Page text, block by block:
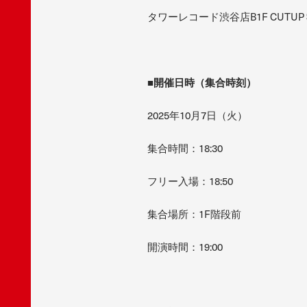
タワーレコード渋谷店B1F CUTUP
■開催日時（集合時刻）
2025年10月7日（火）
集合時間：18:30
フリー入場：18:50
集合場所：1F階段前
開演時間：19:00